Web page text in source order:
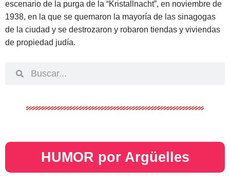
escenario de la purga de la “Kristallnacht”, en noviembre de
1938, en la que se quemaron la mayoría de las sinagogas
de la ciudad y se destrozaron y robaron tiendas y viviendas
de propiedad judía.
HUMOR por Argüelles​